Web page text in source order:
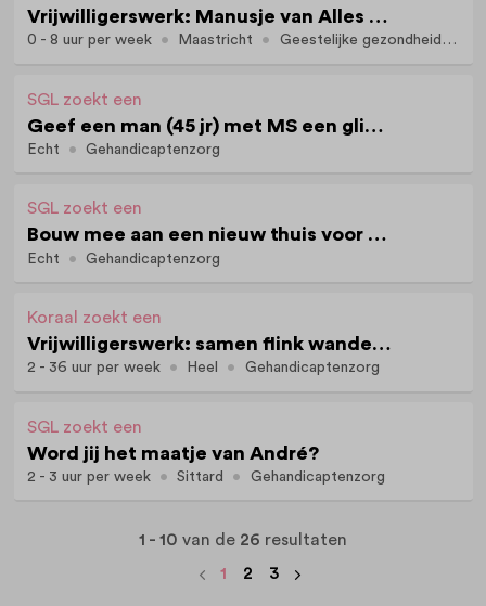
Vrijwilligerswerk: Manusje van Alles voor de Parkweg in Maastricht
0 - 8 uur per week Maastricht Geestelijke gezondheidszorg
SGL zoekt een
Geef een man (45 jr) met MS een glimlach
Echt Gehandicaptenzorg
SGL zoekt een
Bouw mee aan een nieuw thuis voor mensen met MS+ in Echt
Echt Gehandicaptenzorg
Koraal zoekt een
Vrijwilligerswerk: samen flink wandelen met Dylano (16 jaar)
2 - 36 uur per week Heel Gehandicaptenzorg
SGL zoekt een
Word jij het maatje van André?
2 - 3 uur per week Sittard Gehandicaptenzorg
1 - 10 van de 26 resultaten
1
2 3